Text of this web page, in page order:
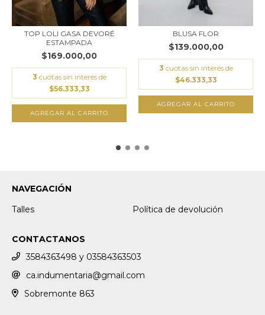
TOP LOLI GASA DEVORÉ
ESTAMPADA
$169.000,00
3 cuotas sin interés de
$56.333,33
AGREGAR AL CARRITO
BLUSA FLOR
$139.000,00
3 cuotas sin interés de
$46.333,33
AGREGAR AL CARRITO
NAVEGACIÓN
Talles
Política de devolución
CONTACTANOS
3584363498 y 03584363503
ca.indumentaria@gmail.com
Sobremonte 863